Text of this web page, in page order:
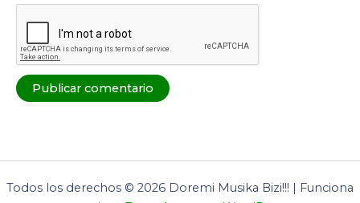
Todos los derechos © 2026 Doremi Musika Bizi!!! | Funciona